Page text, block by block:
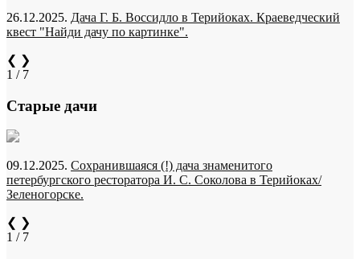
26.12.2025. Дача Г. Б. Воссидло в Терийоках. Краеведческий
квест "Найди дачу по картинке".
❮ ❯
1 / 7
Старые дачи
09.12.2025. Сохранившаяся (!) дача знаменитого
петербургского ресторатора И. С. Соколова в Терийоках/
Зеленогорске.
❮ ❯
1 / 7